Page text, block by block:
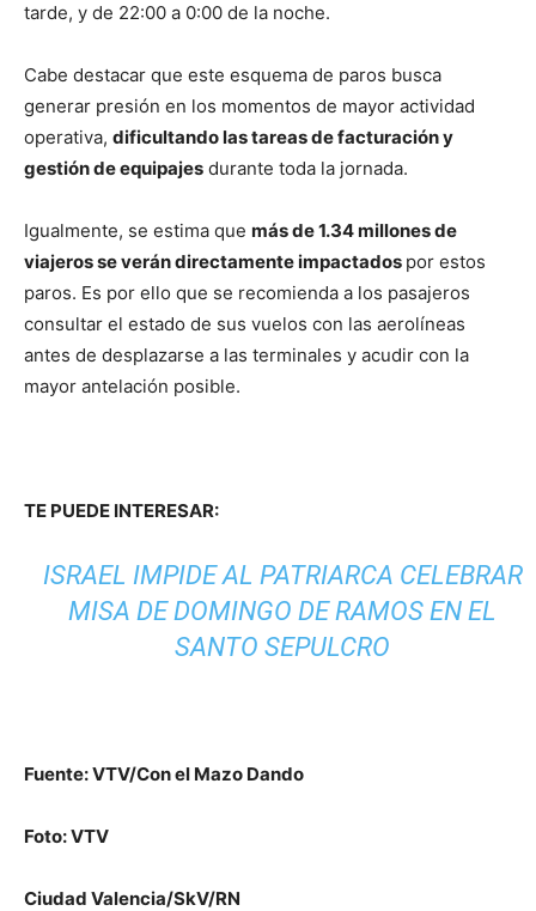
tarde, y de 22:00 a 0:00 de la noche.
Cabe destacar que este esquema de paros busca
generar presión en los momentos de mayor actividad
operativa, dificultando las tareas de facturación y
gestión de equipajes durante toda la jornada.
Igualmente, se estima que más de 1.34 millones de
viajeros se verán directamente impactados por estos
paros. Es por ello que se recomienda a los pasajeros
consultar el estado de sus vuelos con las aerolíneas
antes de desplazarse a las terminales y acudir con la
mayor antelación posible.
TE PUEDE INTERESAR:
ISRAEL IMPIDE AL PATRIARCA CELEBRAR
MISA DE DOMINGO DE RAMOS EN EL
SANTO SEPULCRO
Fuente: VTV/Con el Mazo Dando
Foto: VTV
Ciudad Valencia/SkV/RN